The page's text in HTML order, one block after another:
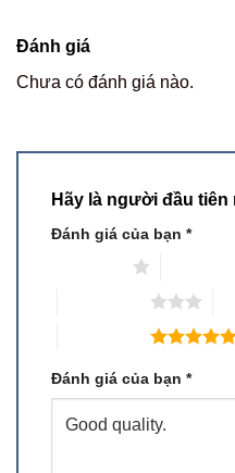
Đánh giá
Chưa có đánh giá nào.
Hãy là người đầu tiên
Đánh giá của bạn *
Đánh giá của bạn *